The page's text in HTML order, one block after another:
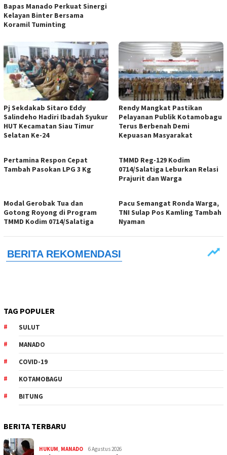
Bapas Manado Perkuat Sinergi
Kelayan Binter Bersama
Koramil Tuminting
Pj Sekdakab Sitaro Eddy
Salindeho Hadiri Ibadah Syukur
HUT Kecamatan Siau Timur
Selatan Ke-24
Rendy Mangkat Pastikan
Pelayanan Publik Kotamobagu
Terus Berbenah Demi
Kepuasan Masyarakat
Pertamina Respon Cepat
Tambah Pasokan LPG 3 Kg
TMMD Reg-129 Kodim
0714/Salatiga Leburkan Relasi
Prajurit dan Warga
Modal Gerobak Tua dan
Gotong Royong di Program
TMMD Kodim 0714/Salatiga
Pacu Semangat Ronda Warga,
TNI Sulap Pos Kamling Tambah
Nyaman
TAG POPULER
SULUT
MANADO
COVID-19
KOTAMOBAGU
BITUNG
BERITA TERBARU
HUKUM, MANADO 6 Agustus 2026